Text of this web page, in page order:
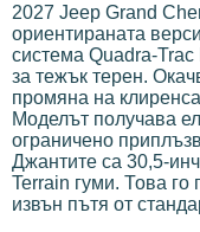
2027 Jeep Grand
ориентираната
система Quadra-
за тежък терен.
промяна на
Моделът получава
ограничено
Джантите са 30,5-
Terrain гуми. Това го
извън пътя от